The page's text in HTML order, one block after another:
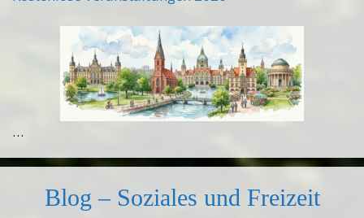
…
Blog – Soziales und Freizeit